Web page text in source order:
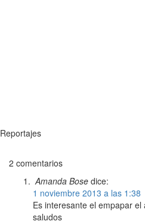
Reportajes
2 comentarios
Amanda Bose dice:
1 noviembre 2013 a las 1:38
Es interesante el empapar
saludos